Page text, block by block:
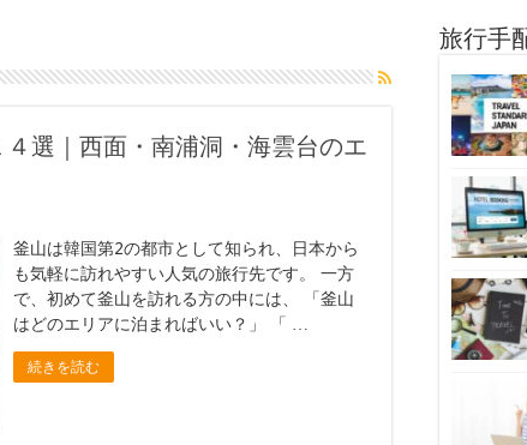
選｜西面・南浦洞・海雲台のエ
釜山は韓国第2の都市として知られ、日本から
も気軽に訪れやすい人気の旅行先です。 一方
で、初めて釜山を訪れる方の中には、 「釜山
はどのエリアに泊まればいい？」 「 …
続きを読む
旅行手